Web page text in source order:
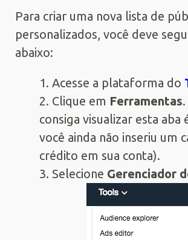
Para criar uma nova lista de
personalizados, você deve
abaixo:
1. Acesse a plataforma do
2. Clique em Ferramentas
consiga visualizar esta aba
você ainda não inseriu um
crédito em sua conta).
3. Selecione Gerenciador